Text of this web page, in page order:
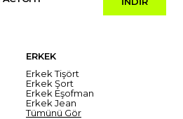
ERKEK
Erkek Tişört
Erkek Şort
Erkek Eşofman
Erkek Jean
Tümünü Gör